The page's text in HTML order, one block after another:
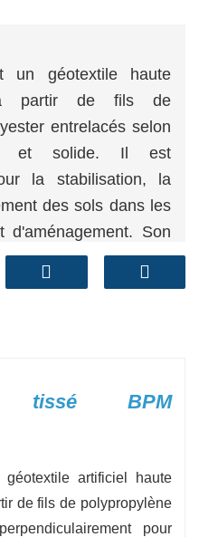
un géotextile haute
à partir de fils de
entrelacés selon
et solide. Il est
la stabilisation, la
des sols dans les
Son
à la traction
fait un choix idéal pour
et les systèmes
traction
couches de sol et de
aux agressions
à l'exposition aux
tissé BPM
artificiel haute
de fils de polypropylène
pour